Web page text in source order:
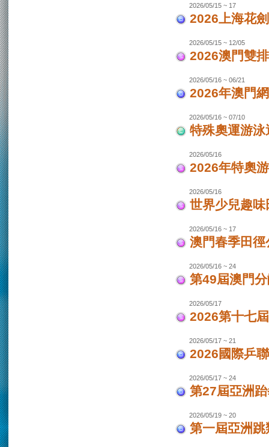
2026/05/15 ~ 17
2026上海花
2026/05/15 ~ 12/05
2026澳門雙
2026/05/16 ~ 06/21
2026年澳門
2026/05/16 ~ 07/10
特殊奧運游
2026/05/16
2026年特奧
2026/05/16
世界少兒趣味
2026/05/16 ~ 17
澳門春季田徑
2026/05/16 ~ 24
第49屆澳門
2026/05/17
2026第十七
2026/05/17 ~ 21
2026國際乒
2026/05/17 ~ 24
第27屆亞洲
2026/05/19 ~ 20
第一屆亞洲